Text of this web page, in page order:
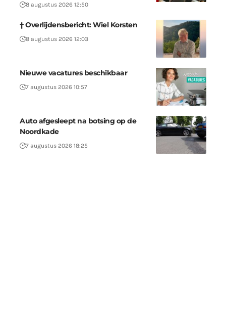
8 augustus 2026 12:50
† Overlijdensbericht: Wiel Korsten
8 augustus 2026 12:03
Nieuwe vacatures beschikbaar
7 augustus 2026 10:57
Auto afgesleept na botsing op de
Noordkade
7 augustus 2026 18:25